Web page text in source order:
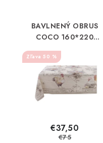
BAVLNENÝ OBRUS
COCO 160*220
BLANC MARICLO
(A39829)
50 %
€37,50
€75